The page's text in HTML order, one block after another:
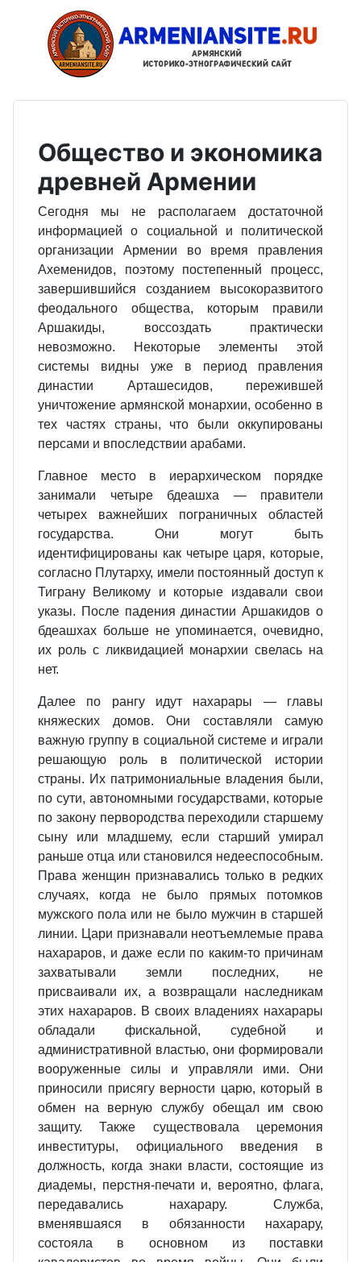
Общество и экономика
древней Армении
Сегодня мы не располагаем достаточной
информацией о социальной и политической
организации Армении во время правления
Ахеменидов, поэтому постепенный процесс,
завершившийся созданием высокоразвитого
феодального общества, которым правили
Аршакиды, воссоздать практически
невозможно. Некоторые элементы этой
системы видны уже в период правления
династии Арташесидов, пережившей
уничтожение армянской монархии, особенно в
тех частях страны, что были оккупированы
персами и впоследствии арабами.
Главное место в иерархическом порядке
занимали четыре бдеашха — правители
четырех важнейших пограничных областей
государства. Они могут быть
идентифицированы как четыре царя, которые,
согласно Плутарху, имели постоянный доступ к
Тиграну Великому и которые издавали свои
указы. После падения династии Аршакидов о
бдеашхах больше не упоминается, очевидно,
их роль с ликвидацией монархии свелась на
нет.
Далее по рангу идут нахарары — главы
княжеских домов. Они составляли самую
важную группу в социальной системе и играли
решающую роль в политической истории
страны. Их патримониальные владения были,
по сути, автономными государствами, которые
по закону первородства переходили старшему
сыну или младшему, если старший умирал
раньше отца или становился недееспособным.
Права женщин признавались только в редких
случаях, когда не было прямых потомков
мужского пола или не было мужчин в старшей
линии. Цари признавали неотъемлемые права
нахараров, и даже если по каким-то причинам
захватывали земли последних, не
присваивали их, а возвращали наследникам
этих нахараров. В своих владениях нахарары
обладали фискальной, судебной и
административной властью, они формировали
вооруженные силы и управляли ими. Они
приносили присягу верности царю, который в
обмен на верную службу обещал им свою
защиту. Также существовала церемония
инвеституры, официального введения в
должность, когда знаки власти, состоящие из
диадемы, перстня-печати и, вероятно, флага,
передавались нахарару. Служба,
вменявшаяся в обязанности нахарару,
состояла в основном из поставки